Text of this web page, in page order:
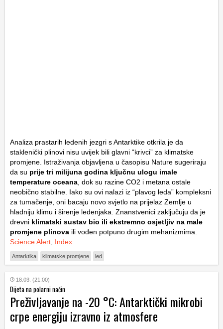
Analiza prastarih ledenih jezgri s Antarktike otkrila je da
staklenički plinovi nisu uvijek bili glavni “krivci” za klimatske
promjene. Istraživanja objavljena u časopisu Nature sugeriraju
da su prije tri milijuna godina ključnu ulogu imale
temperature oceana , dok su razine CO2 i metana ostale
neobično stabilne. Iako su ovi nalazi iz “plavog leda” kompleksni
za tumačenje, oni bacaju novo svjetlo na prijelaz Zemlje u
hladniju klimu i širenje ledenjaka. Znanstvenici zaključuju da je
drevni klimatski sustav bio ili ekstremno osjetljiv na male
promjene plinova ili vođen potpuno drugim mehanizmima.
Science Alert Index
Antarktika klimatske promjene led
18.03. (21:00)
Dijeta na polarni način
Preživljavanje na -20 °C: Antarktički mikrobi
crpe energiju izravno iz atmosfere